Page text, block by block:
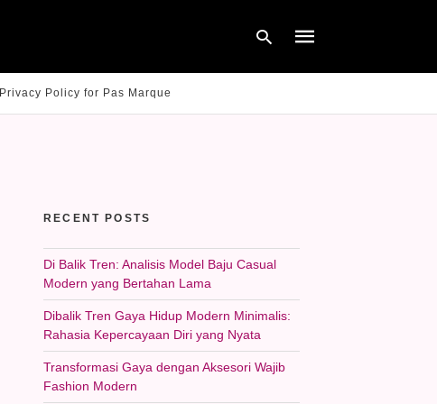
Privacy Policy for Pas Marque
RECENT POSTS
Di Balik Tren: Analisis Model Baju Casual
Modern yang Bertahan Lama
Dibalik Tren Gaya Hidup Modern Minimalis:
Rahasia Kepercayaan Diri yang Nyata
Transformasi Gaya dengan Aksesori Wajib
Fashion Modern